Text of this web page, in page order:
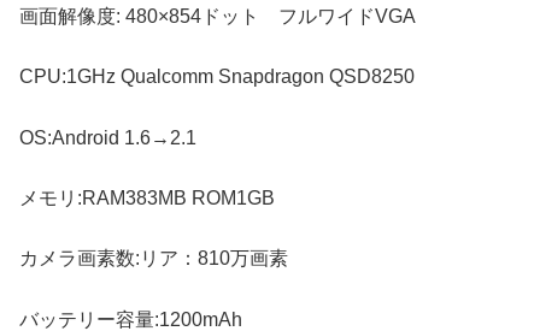
画面解像度: 480×854ドット フルワイドVGA
CPU:1GHz Qualcomm Snapdragon QSD8250
OS:Android 1.6→2.1
メモリ:RAM383MB ROM1GB
カメラ画素数:リア：810万画素
バッテリー容量:1200mAh